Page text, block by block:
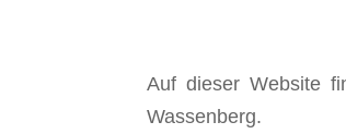
Auf dieser Website
Wassenberg.